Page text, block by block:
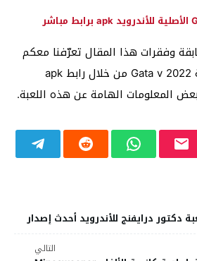
وفقرات هذا المقال تعرّفنا معكم
على كيفية تحميل لعبة Gata v 2022 من خلال رابط apk
المعلومات الهامة عن هذه اللعبة.
التالي